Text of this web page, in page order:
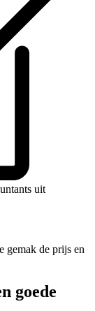
uit
gemak de prijs en
goede